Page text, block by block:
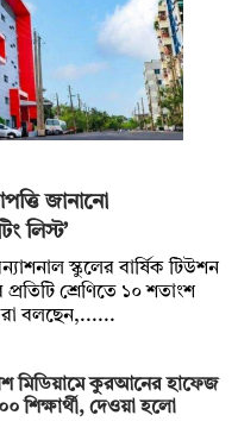
জানানো
লিস্ট’
স্কুলের বার্ষিক টিউশন
প্রতিটি শ্রেণিতে ১০ শতাংশ
বলছেন,......
মিডিয়ামে কুরআনের হাফেজ
শিক্ষার্থী, দেওয়া হলো